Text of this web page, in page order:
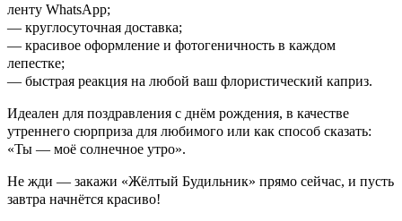
ленту WhatsApp;
— круглосуточная доставка;
— красивое оформление и фотогеничность в каждом
лепестке;
— быстрая реакция на любой ваш флористический каприз.
Идеален для поздравления с днём рождения, в качестве
утреннего сюрприза для любимого или как способ сказать:
«Ты — моё солнечное утро».
Не жди — закажи «Жёлтый Будильник» прямо сейчас, и пусть
завтра начнётся красиво!